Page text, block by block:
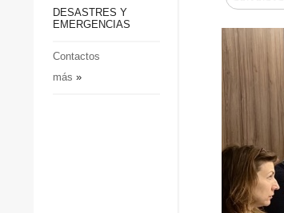
Sociedad y Cultura
Desastres y emergencias
DESASTRES Y
EMERGENCIAS
Contactos
más »